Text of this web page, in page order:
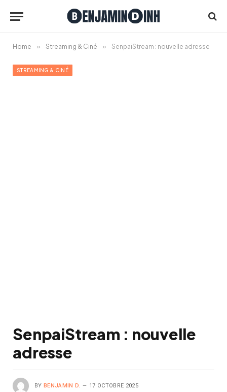
Home » Streaming & Ciné » SenpaiStream : nouvelle adresse
STREAMING & CINÉ
SenpaiStream : nouvelle
adresse
BY BENJAMIN D. 17 OCTOBRE 2025